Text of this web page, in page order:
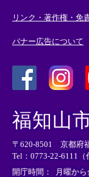
リンク・著作権・免
バナー広告について
外
部
リ
ン
ク
＞
外
リ
ン
ク
＞
福知山
〒620-8501 京都府
Tel：0773-22-6111（
開庁時間：
月曜か